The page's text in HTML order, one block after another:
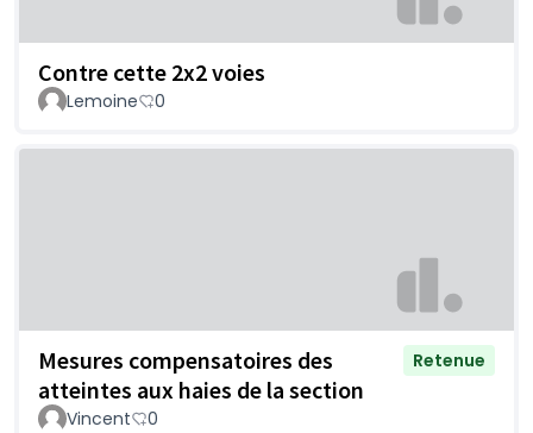
Contre cette 2x2 voies
Lemoine 0
Mesures compensatoires des
atteintes aux haies de la section
Retenue
Vincent 0